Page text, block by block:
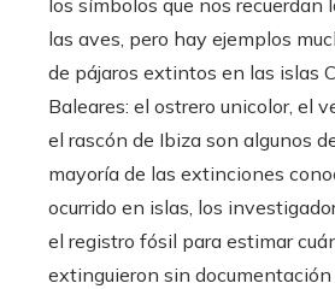
los símbolos que nos recuerdan
las aves, pero hay ejemplos
de pájaros extintos en las islas
Baleares: el ostrero unicolor, el
el rascón de Ibiza son algunos
mayoría de las extinciones
ocurrido en islas, los
el registro fósil para estimar
extinguieron sin documentación